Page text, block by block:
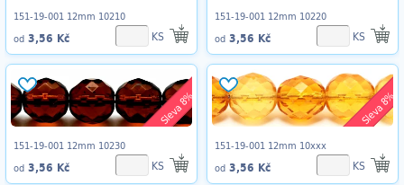
151-19-001 12mm 10210
od 3,56 Kč KS
151-19-001 12mm 10220
od 3,56 Kč KS
Sleva 8%
151-19-001 12mm 10230
od 3,56 Kč KS
Sleva 8%
151-19-001 12mm 10xxx
od 3,56 Kč KS